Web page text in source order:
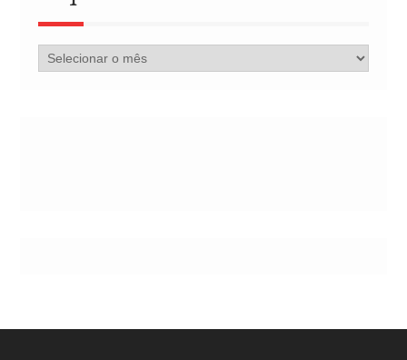
Arquivo
de